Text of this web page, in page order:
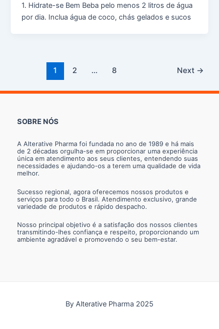
1. Hidrate-se Bem Beba pelo menos 2 litros de água
por dia. Inclua água de coco, chás gelados e sucos
1 2 … 8 Next →
SOBRE NÓS
A Alterative Pharma foi fundada no ano de 1989 e há mais
de 2 décadas orgulha-se em proporcionar uma experiência
única em atendimento aos seus clientes, entendendo suas
necessidades e ajudando-os a terem uma qualidade de vida
melhor.
Sucesso regional, agora oferecemos nossos produtos e
serviços para todo o Brasil. Atendimento exclusivo, grande
variedade de produtos e rápido despacho.
Nosso principal objetivo é a satisfação dos nossos clientes
transmitindo-lhes confiança e respeito, proporcionando um
ambiente agradável e promovendo o seu bem-estar.
By Alterative Pharma 2025